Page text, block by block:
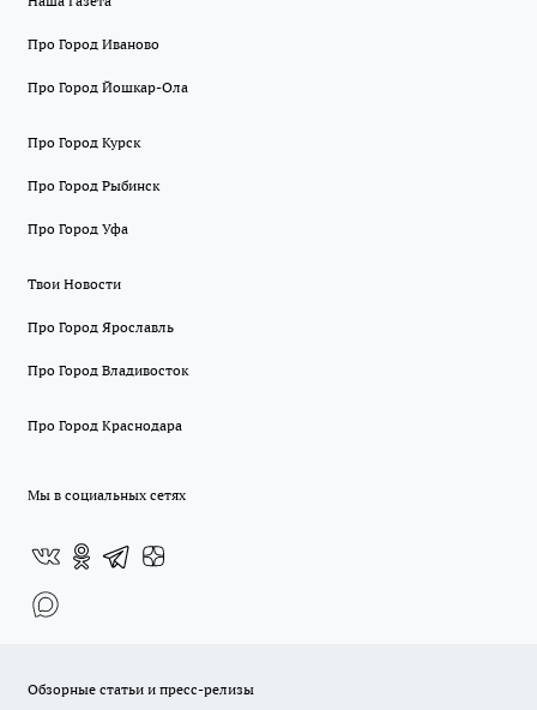
Про Город Иваново
Про Город Йошкар-Ола
Про Город Курск
Про Город Рыбинск
Про Город Уфа
Твои Новости
Про Город Ярославль
Про Город Владивосток
Про Город Краснодара
Мы в социальных сетях
Обзорные статьи и пресс-релизы